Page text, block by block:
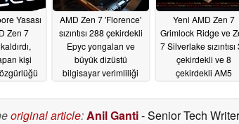
Yasası
Zen 7
kaldırdı,
kişi
AMD Zen 7 'Florence'
sızıntısı 288 çekirdekli
Epyc yongaları ve
büyük dizüstü
bilgisayar verimliliği
Yeni AMD Zen 7
Grimlock Ridge ve
7 Silverlake sızıntısı
çekirdekli ve 8
çekirdekli AM5
çıkardı02/28/2026
original article:Anil Ganti- Senior Tech